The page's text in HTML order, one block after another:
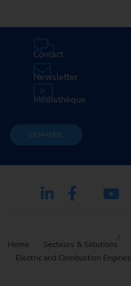
Contact
Newsletter
Médiathèque
DEMANDE
Home Secteurs & Solutions
Electric and Combustion Engines